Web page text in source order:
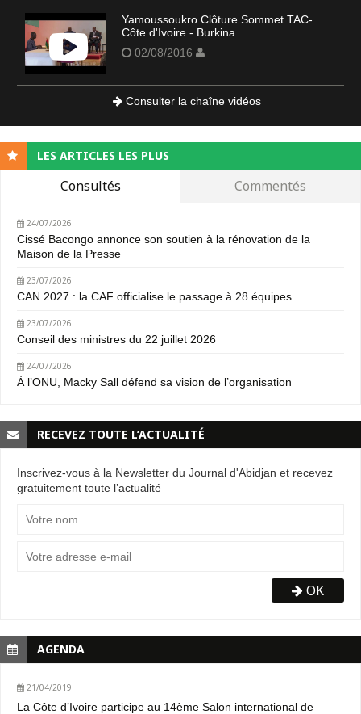
Yamoussoukro Clôture Sommet TAC-
Côte d'Ivoire - Burkina
02/08/2016
Consulter la chaîne vidéos
LES ARTICLES LES PLUS
Consultés Commentés
24/07/2026
Cissé Bacongo annonce son soutien à la rénovation de la
Maison de la Presse
23/07/2026
CAN 2027 : la CAF officialise le passage à 28 équipes
23/07/2026
Conseil des ministres du 22 juillet 2026
24/07/2026
À l’ONU, Macky Sall défend sa vision de l’organisation
RECEVEZ TOUTE L’ACTUALITÉ
Inscrivez-vous à la Newsletter du Journal d'Abidjan et recevez
gratuitement toute l’actualité
OK
AGENDA
21/04/2019
La Côte d’Ivoire participe au 14ème Salon international de